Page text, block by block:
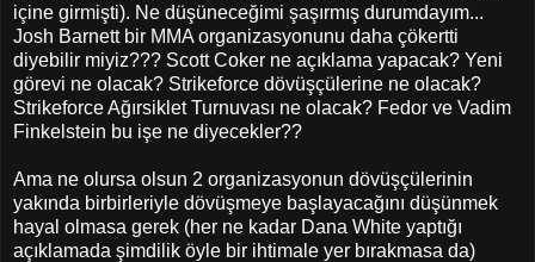
içine girmişti). Ne düşüneceğimi şaşırmış durumdayım...
Josh Barnett bir MMA organizasyonunu daha çökertti
diyebilir miyiz??? Scott Coker ne açıklama yapacak? Yeni
görevi ne olacak? Strikeforce dövüşçülerine ne olacak?
Strikeforce Ağırsiklet Turnuvası ne olacak? Fedor ve Vadim
Finkelstein bu işe ne diyecekler??
Ama ne olursa olsun 2 organizasyonun dövüşçülerinin
yakında birbirleriyle dövüşmeye başlayacağını düşünmek
hayal olmasa gerek (her ne kadar Dana White yaptığı
açıklamada şimdilik öyle bir ihtimale yer bırakmasa da)